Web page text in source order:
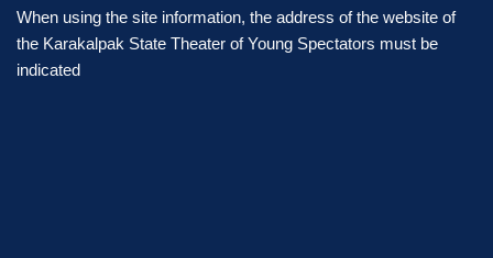
When using the site information, the address of the website of
the Karakalpak State Theater of Young Spectators must be
indicated